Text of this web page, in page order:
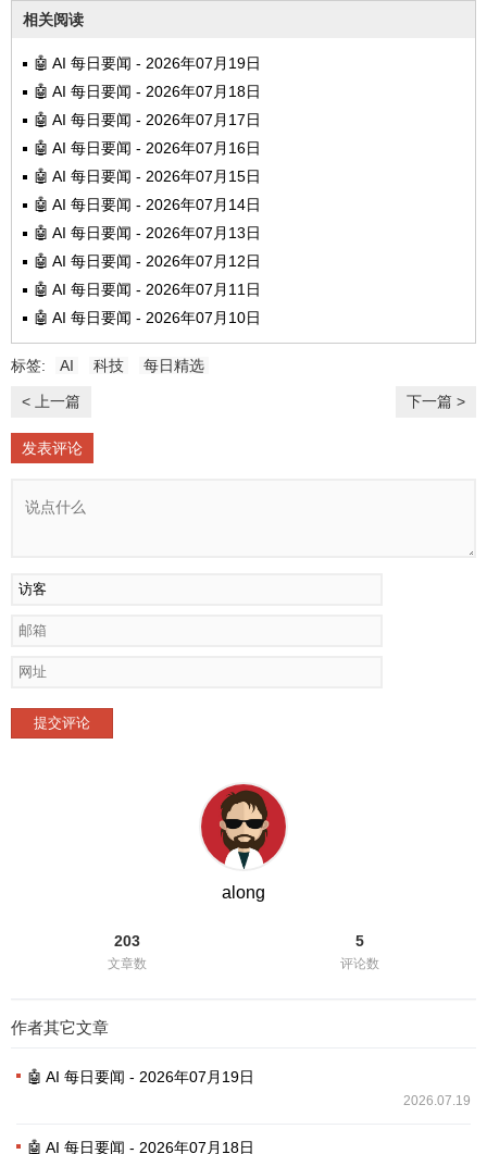
相关阅读
🤖 AI 每日要闻 - 2026年07月19日
🤖 AI 每日要闻 - 2026年07月18日
🤖 AI 每日要闻 - 2026年07月17日
🤖 AI 每日要闻 - 2026年07月16日
🤖 AI 每日要闻 - 2026年07月15日
🤖 AI 每日要闻 - 2026年07月14日
🤖 AI 每日要闻 - 2026年07月13日
🤖 AI 每日要闻 - 2026年07月12日
🤖 AI 每日要闻 - 2026年07月11日
🤖 AI 每日要闻 - 2026年07月10日
标签: AI 科技 每日精选
< 上一篇 下一篇 >
发表评论
提交评论
along
203
文章数
5
评论数
作者其它文章
🤖 AI 每日要闻 - 2026年07月19日
2026.07.19
🤖 AI 每日要闻 - 2026年07月18日